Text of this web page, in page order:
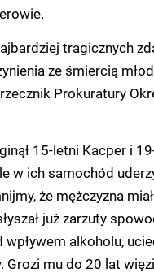
tragicznych
ze śmiercią
Prokuratury
15-letni Kacper i
w ich samochód
że mężczyzna
już zarzuty
alkoholu,
Grozi mu do 20 lat